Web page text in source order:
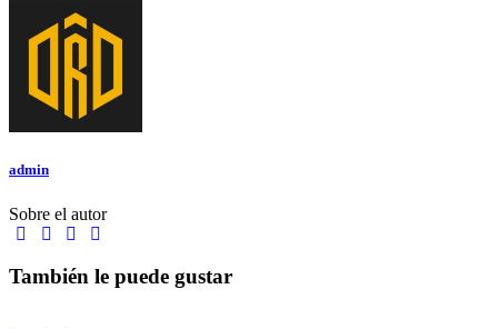
admin
Sobre el autor
facebook-
twitter-dribble-instagram
También le puede gustar